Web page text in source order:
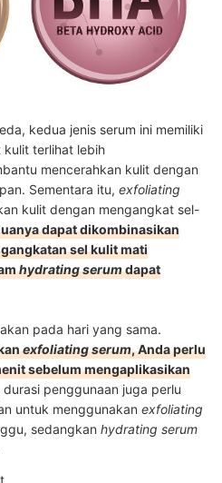
kedua jenis serum ini memiliki
kulit terlihat lebih
mencerahkan kulit dengan
Sementara itu, exfoliating
kulit dengan mengangkat sel-
dapat dikombinasikan
sel kulit mati
hydrating serumdapat
pada hari yang sama.
exfoliating serum, Anda perlu
sebelum mengaplikasikan
durasi penggunaan juga perlu
untuk menggunakan exfoliating
sedangkan hydrating serum